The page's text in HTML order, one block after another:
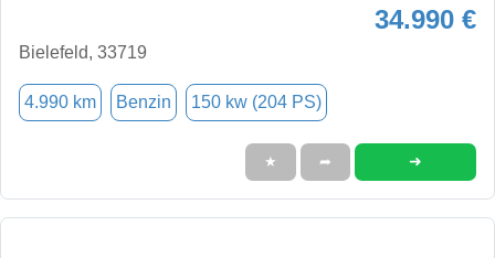
34.990 €
Bielefeld, 33719
4.990 km Benzin 150 kw (204 PS)
★ ➦ ➜